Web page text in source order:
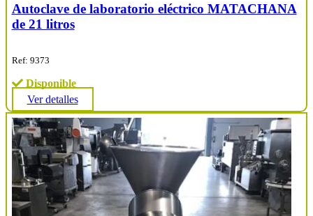
Autoclave de laboratorio eléctrico MATACHANA
de 21 litros
Ref: 9373
Disponible
Ver detalles